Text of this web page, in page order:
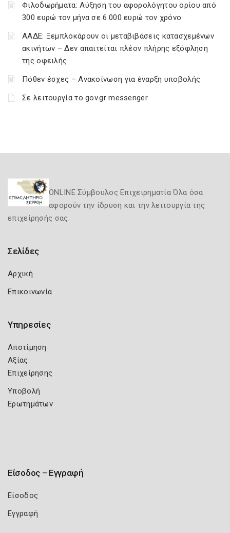
Φιλοδωρήματα: Αύξηση του αφορολόγητου ορίου από
300 ευρώ τον μήνα σε 6.000 ευρώ τον χρόνο
ΑΑΔΕ: Ξεμπλοκάρουν οι μεταβιβάσεις κατασχεμένων
ακινήτων – Δεν απαιτείται πλέον πλήρης εξόφληση
της οφειλής
Πόθεν έσχες – Ανακοίνωση για έναρξη υποβολής
Σε λειτουργία το gov.gr messenger
ONLINE Σύμβουλος Επιχειρηματία Όλα όσα
αφορούν την ίδρυση και την λειτουργία της
επιχείρησής σας.
Σελίδες
Αρχική
Επικοινωνία
Υπηρεσίες
Αποτίμηση
Αξίας
Επιχείρησης
Υποβολή
Ερωτημάτων
Είσοδος – Εγγραφή
Είσοδος
Εγγραφή